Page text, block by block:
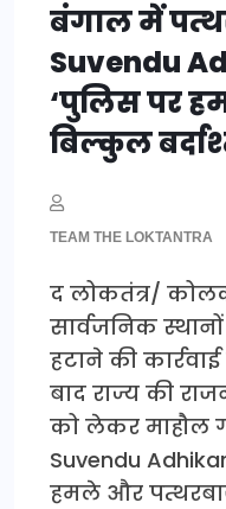
बंगाल में
Suvendu
‘पुलिस पर
बिल्कुल
TEAM THE LOKTANTRA
द लोकतंत्र/
सार्वजनिक
हटाने की
बाद राज्य की
को लेकर माहौल
Suvendu
हमले और